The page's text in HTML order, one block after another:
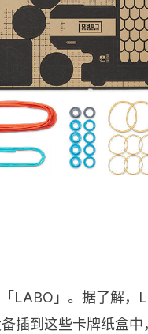
LABO」。据了解
插到这些卡牌纸盒